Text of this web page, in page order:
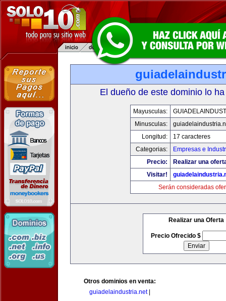
El dueño de este dominio lo
Mayusculas:
Minusculas:
Longitud:
17 caracteres
Categorias:
Empresas e
Precio:
Realizar una
Visitar!
Serán consideradas
Realizar una Oferta
Precio Ofrecido $
Otros dominios en venta:
guiadelaindustria.net|